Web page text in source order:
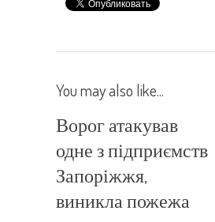
You may also like...
Ворог атакував
одне з підприємств
Запоріжжя,
виникла пожежа